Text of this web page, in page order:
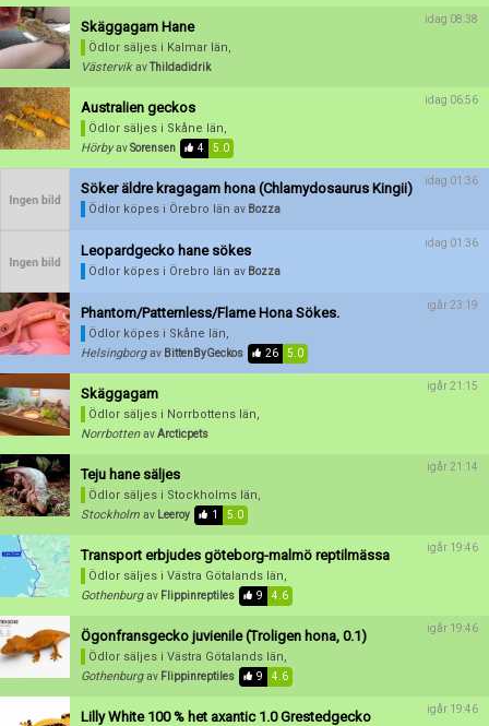
Inaktivera annons
Redigera annons
Skäggagam Hane
Ödlor säljes i Kalmar län,
Västervik avThildadidrik
idag 08:38
Australien geckos
Ödlor säljes i Skåne län,
Hörby avSorensen 4 5.0
idag 06:56
Söker äldre kragagam hona (Chlamydosaurus Kingii)
Ödlor köpes i Örebro län av Bozza
idag 01:36
Leopardgecko hane sökes
Ödlor köpes i Örebro län av Bozza
idag 01:36
Phantom/Patternless/Flame Hona Sökes.
Ödlor köpes i Skåne län,
Helsingborg av BittenByGeckos 26 5.0
igår 23:19
Skäggagam
Ödlor säljes i Norrbottens län,
Norrbotten avArcticpets
igår 21:15
Teju hane säljes
Ödlor säljes i Stockholms län,
Stockholm av Leeroy 1 5.0
igår 21:14
Transport erbjudes göteborg-malmö reptilmässa
Ödlor säljes i Västra Götalands län,
Gothenburg av Flippinreptiles 9 4.6
igår 19:46
Ögonfransgecko juvienile (Troligen hona, 0.1)
Ödlor säljes i Västra Götalands län,
Gothenburg av Flippinreptiles 9 4.6
igår 19:46
Lilly White 100 % het axantic 1.0 Grestedgecko igår 19:46